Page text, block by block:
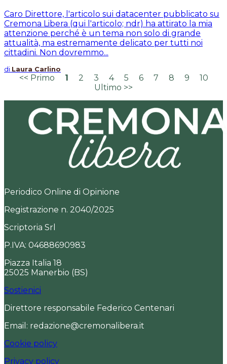
Caro Direttore, l'articolo sui datacenter pubblicato su
Cremona Libera (qui l'articolo; ndr) ha attirato la mia
attenzione perché è un tema non solo di grande
attualità, ma estremamente delicato per tutti noi
cittadini. Non dovremmo...
di Laura Carlino
<< Primo 1 2 3 4 5 6 7 8 9
10
Ultimo >>
Periodico Online di Opinione
Registrazione n. 2040/2025
Scriptoria Srl
P.IVA: 04688690983
Piazza Italia 18
25025 Manerbio (BS)
Sostienici
Direttore responsabile Federico Centenari
Email: redazione@cremonalibera.it
Cookie policy
Privacy policy